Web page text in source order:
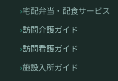
宅配弁当・配食サービス
訪問介護ガイド
訪問看護ガイド
施設入所ガイド